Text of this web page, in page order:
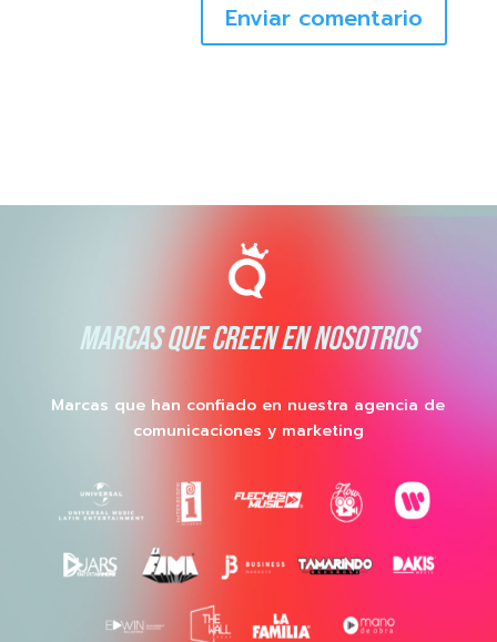
Enviar comentario
MARCAS QUE CREEN EN NOSOTROS
Marcas que han confiado en nuestra agencia de
comunicaciones y marketing